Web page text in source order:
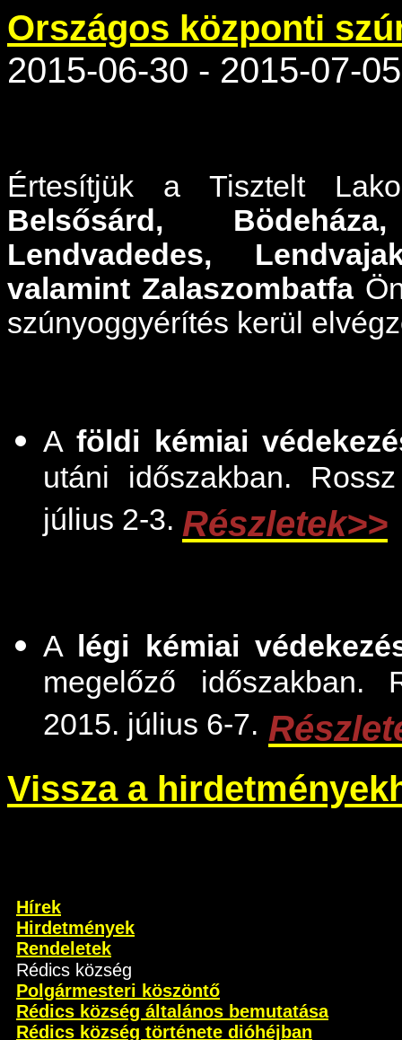
Országos központi
2015-06-30 - 2015-07-05
Értesítjük a Tisztelt
Belsősárd,
Lendvadedes,
valamint Zalaszombatfa
szúnyoggyérítés kerül
A földi kémiai
utáni időszakban.
július 2-3. Részletek>>
A légi kémiai
megelőző időszakban.
2015. július 6-7.
Vissza a
Hírek
Hirdetmények
Rendeletek
Rédics község
Polgármesteri köszöntő
Rédics község általános bemutatása
Rédics község története dióhéjban